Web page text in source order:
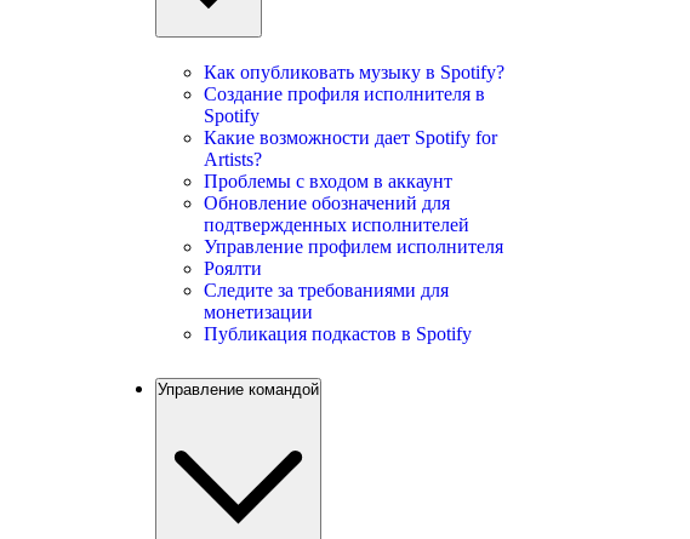
Как опубликовать музыку в Spotify?
Создание профиля исполнителя в
Spotify
Какие возможности дает Spotify for
Artists?
Проблемы с входом в аккаунт
Обновление обозначений для
подтвержденных исполнителей
Управление профилем исполнителя
Роялти
Следите за требованиями для
монетизации
Публикация подкастов в Spotify
Управление командой